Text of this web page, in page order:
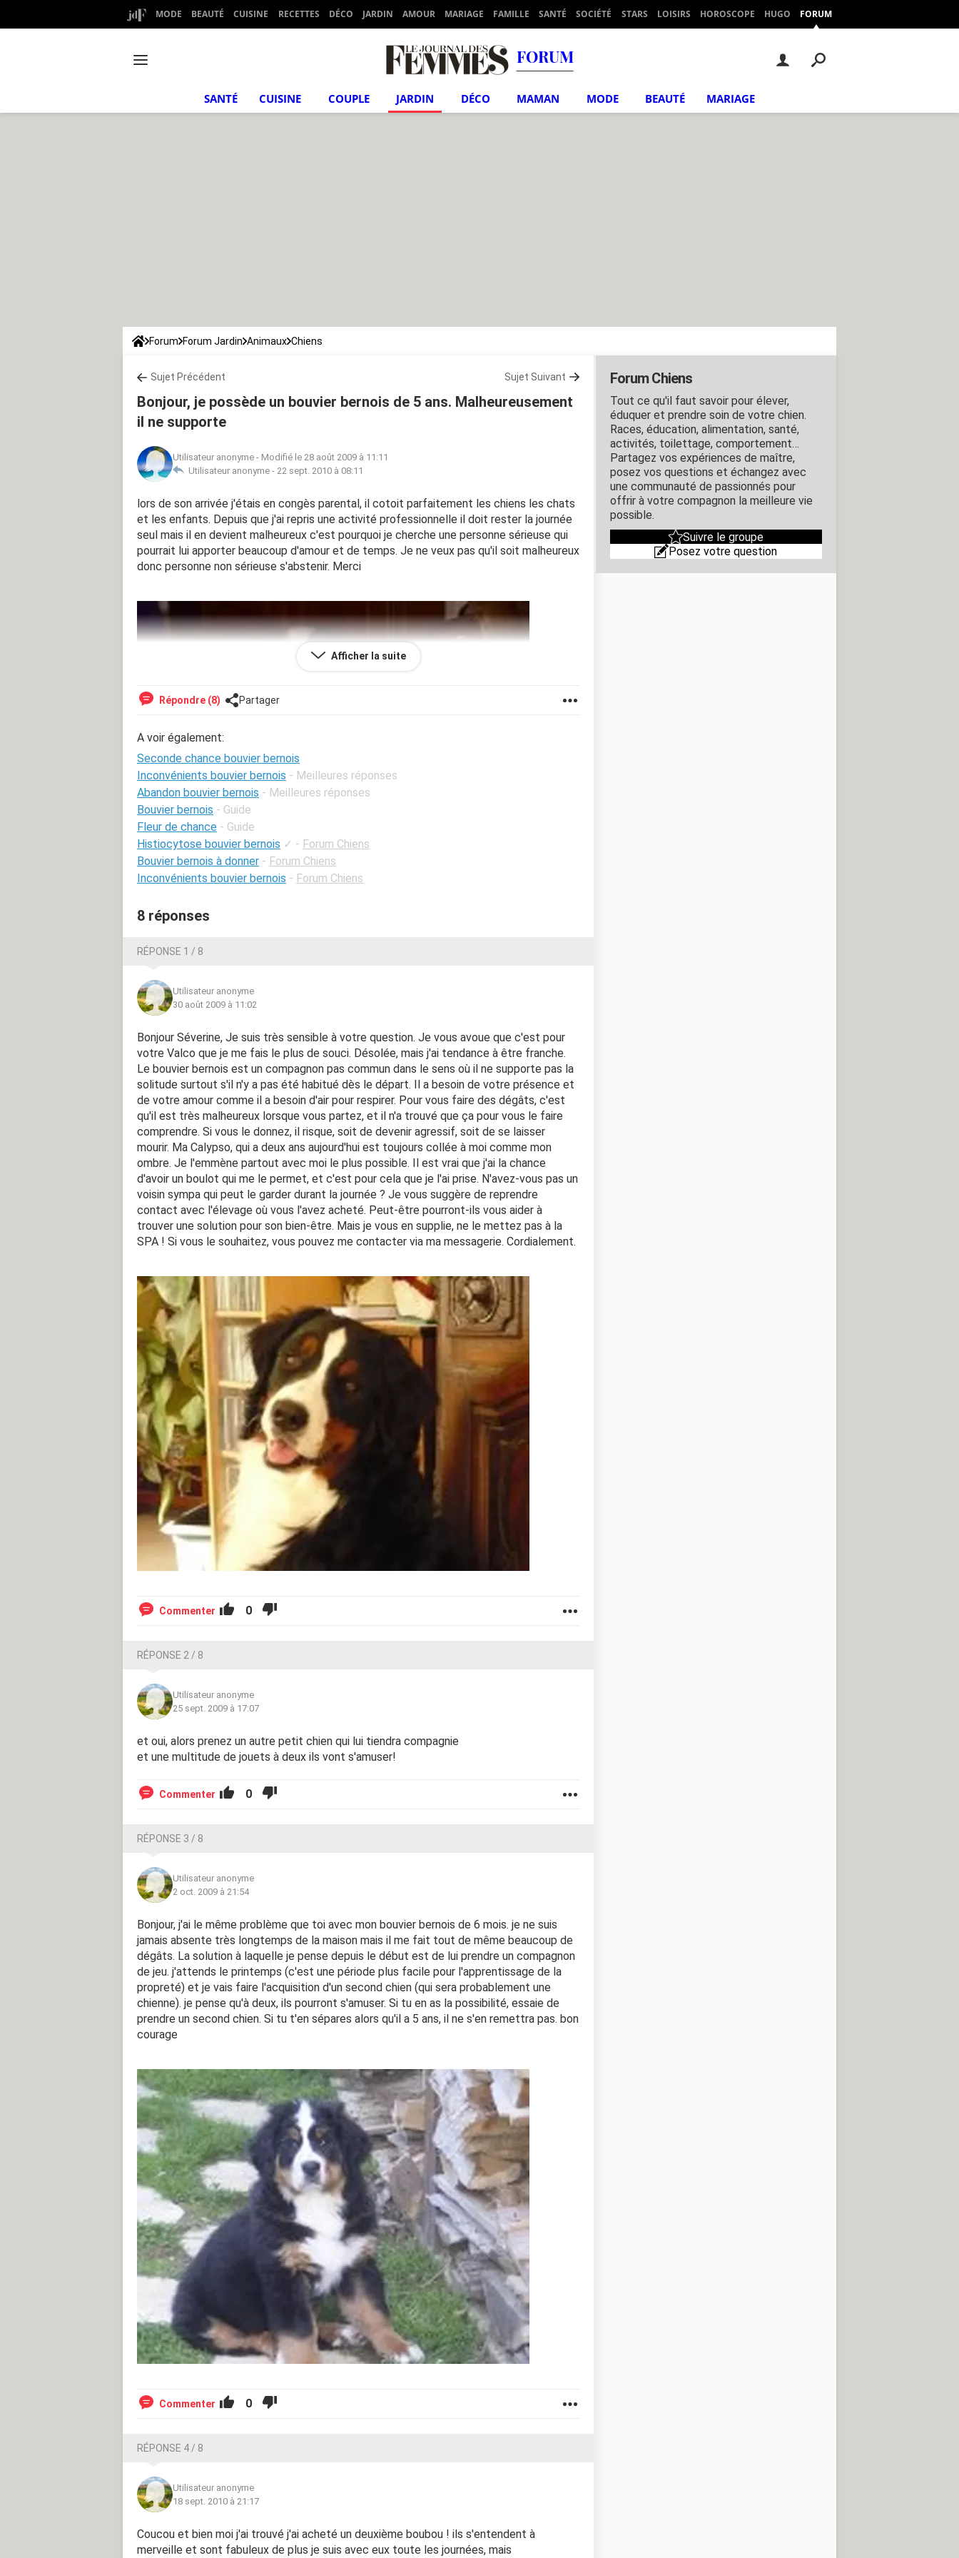
MODE BEAUTÉ CUISINE RECETTES DÉCO JARDIN AMOUR MARIAGE FAMILLE SANTÉ SOCIÉTÉ STARS LOISIRS HOROSCOPE HUGO FORUM
FORUM
SANTÉ CUISINE COUPLE JARDIN DÉCO MAMAN MODE BEAUTÉ MARIAGE
Forum Forum Jardin Animaux Chiens
Sujet Précédent Sujet Suivant
Bonjour, je possède un bouvier bernois de 5 ans. Malheureusement
il ne supporte
Utilisateur anonyme - Modifié le 28 août 2009 à 11:11
Utilisateur anonyme - 22 sept. 2010 à 08:11
lors de son arrivée j'étais en congès parental, il cotoit parfaitement les chiens les chats
et les enfants. Depuis que j'ai repris une activité professionnelle il doit rester la journée
seul mais il en devient malheureux c'est pourquoi je cherche une personne sérieuse qui
pourrait lui apporter beaucoup d'amour et de temps. Je ne veux pas qu'il soit malheureux
donc personne non sérieuse s'abstenir. Merci
Afficher la suite
Répondre (8) Partager
A voir également:
Seconde chance bouvier bernois
Inconvénients bouvier bernois - Meilleures réponses
Abandon bouvier bernois - Meilleures réponses
Bouvier bernois - Guide
Fleur de chance - Guide
Histiocytose bouvier bernois ✓ - Forum Chiens
Bouvier bernois à donner - Forum Chiens
Inconvénients bouvier bernois - Forum Chiens
8 réponses
RÉPONSE 1 / 8
Utilisateur anonyme
30 août 2009 à 11:02
Bonjour Séverine, Je suis très sensible à votre question. Je vous avoue que c'est pour
votre Valco que je me fais le plus de souci. Désolée, mais j'ai tendance à être franche.
Le bouvier bernois est un compagnon pas commun dans le sens où il ne supporte pas la
solitude surtout s'il n'y a pas été habitué dès le départ. Il a besoin de votre présence et
de votre amour comme il a besoin d'air pour respirer. Pour vous faire des dégâts, c'est
qu'il est très malheureux lorsque vous partez, et il n'a trouvé que ça pour vous le faire
comprendre. Si vous le donnez, il risque, soit de devenir agressif, soit de se laisser
mourir. Ma Calypso, qui a deux ans aujourd'hui est toujours collée à moi comme mon
ombre. Je l'emmène partout avec moi le plus possible. Il est vrai que j'ai la chance
d'avoir un boulot qui me le permet, et c'est pour cela que je l'ai prise. N'avez-vous pas un
voisin sympa qui peut le garder durant la journée ? Je vous suggère de reprendre
contact avec l'élevage où vous l'avez acheté. Peut-être pourront-ils vous aider à
trouver une solution pour son bien-être. Mais je vous en supplie, ne le mettez pas à la
SPA ! Si vous le souhaitez, vous pouvez me contacter via ma messagerie. Cordialement.
Commenter 0
RÉPONSE 2 / 8
Utilisateur anonyme
25 sept. 2009 à 17:07
et oui, alors prenez un autre petit chien qui lui tiendra compagnie
et une multitude de jouets à deux ils vont s'amuser!
Commenter 0
RÉPONSE 3 / 8
Utilisateur anonyme
2 oct. 2009 à 21:54
Bonjour, j'ai le même problème que toi avec mon bouvier bernois de 6 mois. je ne suis
jamais absente très longtemps de la maison mais il me fait tout de même beaucoup de
dégâts. La solution à laquelle je pense depuis le début est de lui prendre un compagnon
de jeu. j'attends le printemps (c'est une période plus facile pour l'apprentissage de la
propreté) et je vais faire l'acquisition d'un second chien (qui sera probablement une
chienne). je pense qu'à deux, ils pourront s'amuser. Si tu en as la possibilité, essaie de
prendre un second chien. Si tu t'en sépares alors qu'il a 5 ans, il ne s'en remettra pas. bon
courage
Commenter 0
RÉPONSE 4 / 8
Utilisateur anonyme
18 sept. 2010 à 21:17
Coucou et bien moi j'ai trouvé j'ai acheté un deuxième boubou ! ils s'entendent à
merveille et sont fabuleux de plus je suis avec eux toute les journées, mais
Forum Chiens
Tout ce qu'il faut savoir pour élever,
éduquer et prendre soin de votre chien.
Races, éducation, alimentation, santé,
activités, toilettage, comportement…
Partagez vos expériences de maître,
posez vos questions et échangez avec
une communauté de passionnés pour
offrir à votre compagnon la meilleure vie
possible.
Suivre le groupe
Posez votre question